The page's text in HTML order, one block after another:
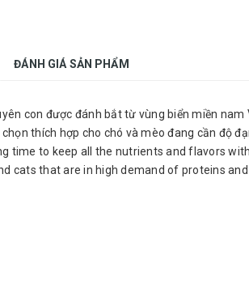
ĐÁNH GIÁ SẢN PHẨM
con được đánh bắt từ vùng biển miền
thích hợp cho chó và mèo đang cần độ
time to keep all the nutrients and flavors
cats that are in high demand of proteins and